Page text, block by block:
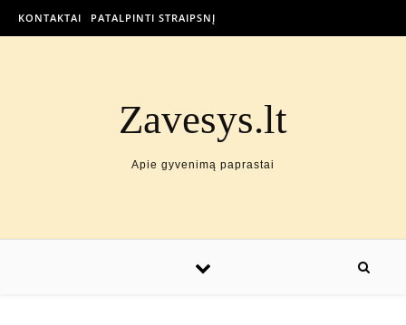
KONTAKTAI PATALPINTI STRAIPSNĮ
Zavesys.lt
Apie gyvenimą paprastai